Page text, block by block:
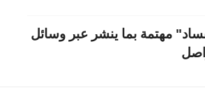
مهتمة بما ينشر عبر وسائل